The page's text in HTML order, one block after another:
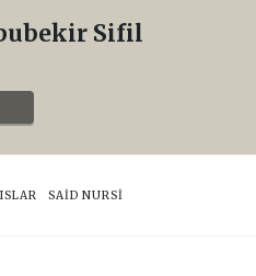
Sifil
Navigation
SAID NURSI